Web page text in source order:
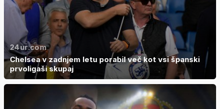
24ur.com
Chelsea v zadnjem letu porabil več kot vsi španski
prvoligaši skupaj